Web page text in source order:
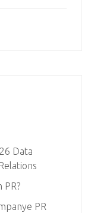
Data
PR?
PR